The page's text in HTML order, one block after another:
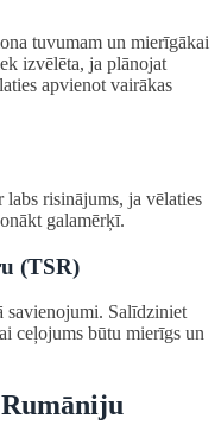
tuvumam un mierīgākai
izvēlēta, ja plānojat
apvienot vairākas
risinājums, ja vēlaties
galamērķī.
(TSR)
savienojumi. Salīdziniet
ceļojums būtu mierīgs un